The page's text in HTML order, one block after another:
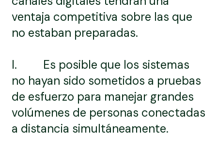
ventaja competitiva sobre las que
no estaban preparadas.
I. Es posible que los sistemas
no hayan sido sometidos a pruebas
de esfuerzo para manejar grandes
volúmenes de personas conectadas
a distancia simultáneamente.